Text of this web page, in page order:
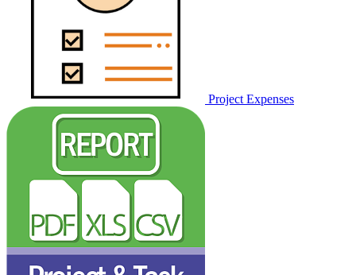
Project Expenses